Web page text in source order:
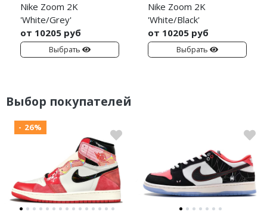
Nike Zoom 2K
'White/Grey'
от 10205 руб
Выбрать
Nike Zoom 2K
'White/Black'
от 10205 руб
Выбрать
Выбор покупателей
- 26%